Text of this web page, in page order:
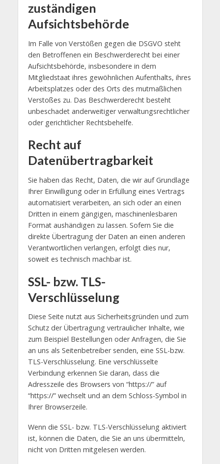
zuständigen
Aufsichtsbehörde
Im Falle von Verstößen gegen die DSGVO steht
den Betroffenen ein Beschwerderecht bei einer
Aufsichtsbehörde, insbesondere in dem
Mitgliedstaat ihres gewöhnlichen Aufenthalts, ihres
Arbeitsplatzes oder des Orts des mutmaßlichen
Verstoßes zu. Das Beschwerderecht besteht
unbeschadet anderweitiger verwaltungsrechtlicher
oder gerichtlicher Rechtsbehelfe.
Recht auf
Datenübertragbarkeit
Sie haben das Recht, Daten, die wir auf Grundlage
Ihrer Einwilligung oder in Erfüllung eines Vertrags
automatisiert verarbeiten, an sich oder an einen
Dritten in einem gängigen, maschinenlesbaren
Format aushändigen zu lassen. Sofern Sie die
direkte Übertragung der Daten an einen anderen
Verantwortlichen verlangen, erfolgt dies nur,
soweit es technisch machbar ist.
SSL- bzw. TLS-
Verschlüsselung
Diese Seite nutzt aus Sicherheitsgründen und zum
Schutz der Übertragung vertraulicher Inhalte, wie
zum Beispiel Bestellungen oder Anfragen, die Sie
an uns als Seitenbetreiber senden, eine SSL-bzw.
TLS-Verschlüsselung. Eine verschlüsselte
Verbindung erkennen Sie daran, dass die
Adresszeile des Browsers von “https://” auf
“https://” wechselt und an dem Schloss-Symbol in
Ihrer Browserzeile.
Wenn die SSL- bzw. TLS-Verschlüsselung aktiviert
ist, können die Daten, die Sie an uns übermitteln,
nicht von Dritten mitgelesen werden.